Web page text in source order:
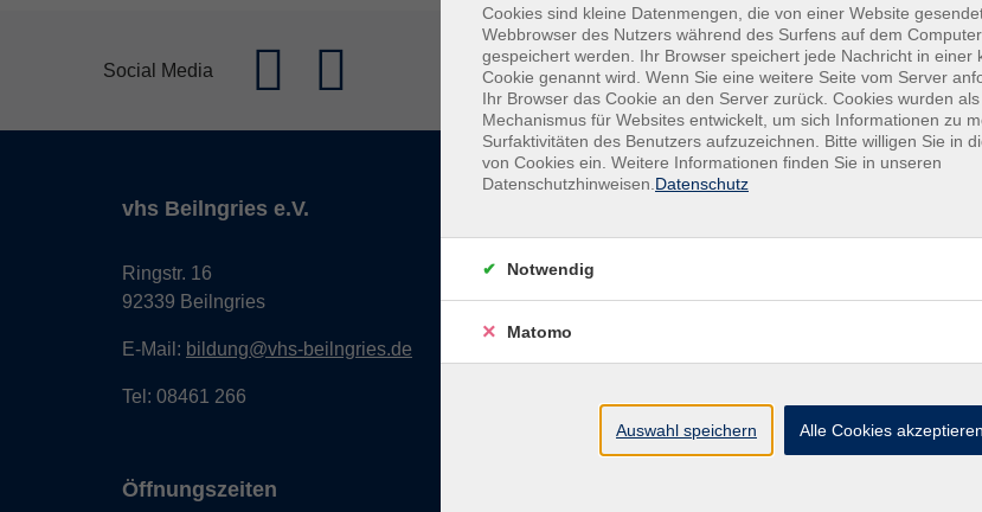
Social Media
vhs Beilngries e.V.
Ringstr. 16
92339 Beilngries
E-Mail: bildung@vhs-beilngries.de
Tel: 08461 266
Öffnungszeiten
Cookies sind kleine Datenmengen, die von einer Website
Webbrowser des Nutzers während des Surfens auf dem
gespeichert werden. Ihr Browser speichert jede Nachricht in einer
Cookie genannt wird. Wenn Sie eine weitere Seite vom Server
Ihr Browser das Cookie an den Server zurück. Cookies wurden
Mechanismus für Websites entwickelt, um sich Informationen zu
Surfaktivitäten des Benutzers aufzuzeichnen. Bitte willigen Sie in
von Cookies ein. Weitere Informationen finden Sie in unseren
Datenschutzhinweisen. Datenschutz
Notwendig
Matomo
Auswahl speichern Alle Cookies